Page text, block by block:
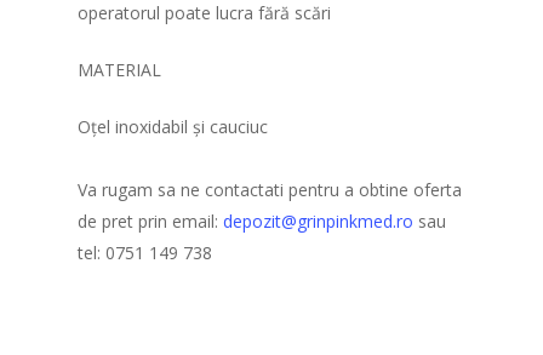
operatorul poate lucra fără scări
MATERIAL
Oțel inoxidabil și cauciuc
Va rugam sa ne contactati pentru a obtine oferta
de pret prin email: depozit@grinpinkmed.ro sau
tel: 0751 149 738
Mese spital
Despre noi